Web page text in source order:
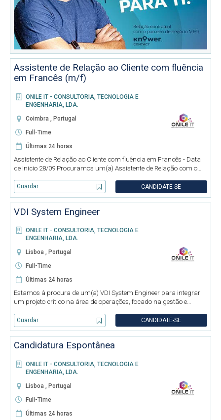
Assistente de Relação ao Cliente com fluência
em Francês (m/f)
ONILE IT - CONSULTORIA, TECNOLOGIA E
ENGENHARIA, LDA.
Coimbra , Portugal
Full-Time
Últimas 24 horas
Assistente de Relação ao Cliente com fluência em Francês - Data
de Inicio 28/09 Procuramos um(a) Assistente de Relação com o
para integrar a equipa. Será responsável por acompanhar e a
Guardar CANDIDATE-SE
VDI System Engineer
ONILE IT - CONSULTORIA, TECNOLOGIA E
ENGENHARIA, LDA.
Lisboa , Portugal
Full-Time
Últimas 24 horas
Estamos à procura de um(a) VDI System Engineer para integrar
um projeto crítico na área de operações, focado na gestão e
escala (Omnissa / VMware Horizon), que suporta ambientes de
call cen
Guardar CANDIDATE-SE
Candidatura Espontânea
ONILE IT - CONSULTORIA, TECNOLOGIA E
ENGENHARIA, LDA.
Lisboa , Portugal
Full-Time
Últimas 24 horas